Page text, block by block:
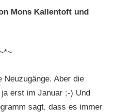
Mons Kallentoft und
Neuzugänge. Aber die
erst im Januar ;-) Und
sagt, dass es immer